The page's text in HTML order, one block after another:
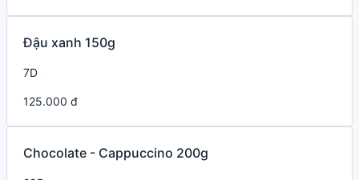
Đậu xanh 150g
7D
125.000 đ
Chocolate - Cappuccino 200g